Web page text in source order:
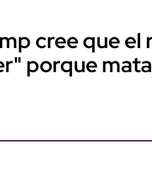
cree que el
porque